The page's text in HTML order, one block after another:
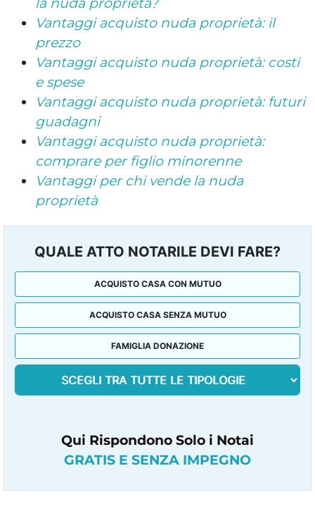
Vantaggi acquisto nuda proprietà: il
prezzo
Vantaggi acquisto nuda proprietà: costi
e spese
Vantaggi acquisto nuda proprietà: futuri
guadagni
Vantaggi acquisto nuda proprietà:
comprare per figlio minorenne
Vantaggi per chi vende la nuda
proprietà
QUALE ATTO NOTARILE DEVI FARE?
ACQUISTO CASA CON MUTUO
ACQUISTO CASA SENZA MUTUO
FAMIGLIA DONAZIONE
Qui Rispondono Solo i Notai
GRATIS E SENZA IMPEGNO